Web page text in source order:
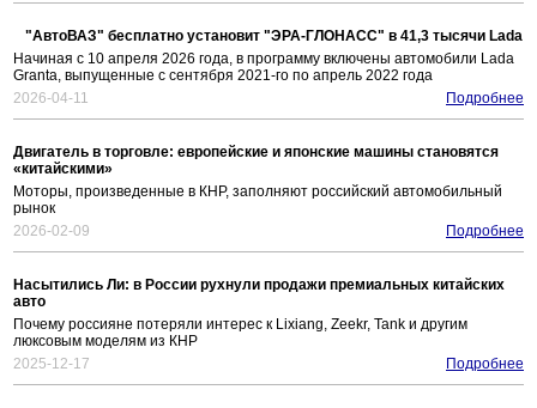
"АвтоВАЗ" бесплатно установит "ЭРА-ГЛОНАСС" в 41,3 тысячи Lada
Начиная с 10 апреля 2026 года, в программу включены автомобили Lada
Granta, выпущенные с сентября 2021-го по апрель 2022 года
2026-04-11
Подробнее
Двигатель в торговле: европейские и японские машины становятся
«китайскими»
Моторы, произведенные в КНР, заполняют российский автомобильный
рынок
2026-02-09
Подробнее
Насытились Ли: в России рухнули продажи премиальных китайских
авто
Почему россияне потеряли интерес к Lixiang, Zeekr, Tank и другим
люксовым моделям из КНР
2025-12-17
Подробнее